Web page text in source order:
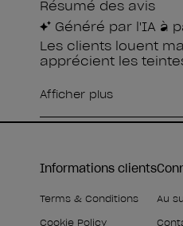
Informations clients
Terms & Conditions
Cookie Policy
Au